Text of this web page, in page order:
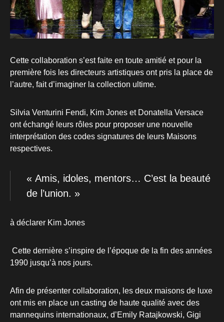
Cette collaboration s’est faite en toute amitié et pour la
première fois les directeurs artistiques ont pris la place de
l’autre, fait d’imaginer la collection ultime.
Silvia Venturini Fendi, Kim Jones et Donatella Versace
ont échangé leurs rôles pour proposer une nouvelle
interprétation des codes signatures de leurs Maisons
respectives.
« Amis, idoles, mentors… C’est la beauté
de l’union. »
à déclarer Kim Jones
Cette dernière s’inspire de l’époque de la fin des années
1990 jusqu’à nos jours.
Afin de présenter collaboration, les deux maisons de luxe
ont mis en place un casting de haute qualité avec des
mannequins internationaux, d’Emily Ratajkowski, Gigi